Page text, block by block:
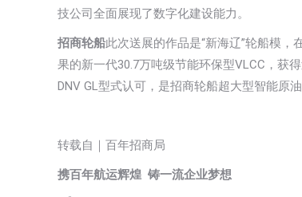
技公司全面展现了数字化建设能力。
招商轮船此次送展的作品是“新海辽”轮船模，
果的新一代30.7万吨级节能环保型VLCC，获
DNV GL型式认可，是招商轮船超大型智能原
转载自｜百年招商局
携百年航运辉煌 铸一流企业梦想